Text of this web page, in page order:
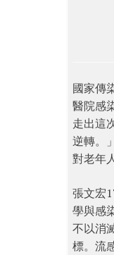
國家傳
醫院感
走出這
逆轉。
對老年
張文宏
學與感
不以消
標。流